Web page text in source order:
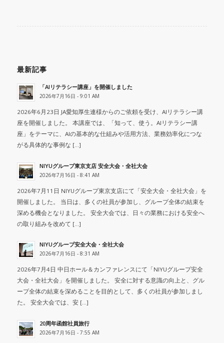
最新記事
「AIリテラシー講座」を開催しました
2026年7月16日 - 9:01 AM
2026年6月23日 JA愛知厚生連様からのご依頼を受け、AIリテラシー講
座を開催しました。 本講座では、「知って、使う。AIリテラシー講
座」をテーマに、AIの基本的な仕組みや活用方法、業務効率化につな
がる具体的な事例な […]
NIYUグループ東京支店 安全大会・全社大会
2026年7月16日 - 8:41 AM
2026年7月11日 NIYUグループ東京支店にて「安全大会・全社大会」を
開催しました。 当日は、多くの社員が参加し、グループ全体の結束を
深める機会となりました。 安全大会では、日々の業務における安全へ
の取り組みを改めて […]
NIYUグループ安全大会・全社大会
2026年7月16日 - 8:31 AM
2026年7月4日 中日ホール＆カンファレンスにて「NIYUグループ安全
大会・全社大会」を開催しました。 安全に対する意識の向上と、グル
ープ全体の結束を深めることを目的として、多くの社員が参加しまし
た。 安全大会では、安 […]
20周年函館社員旅行
2026年7月16日 - 7:55 AM